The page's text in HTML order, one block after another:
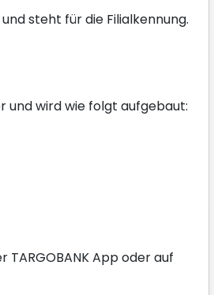
steht für die Filialkennung.
und wird wie folgt aufgebaut:
TARGOBANK App oder auf